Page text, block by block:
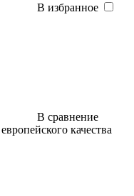
В избранное
В сравнение